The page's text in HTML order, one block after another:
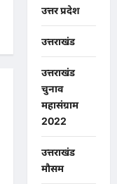
उत्तर प्रदेश
उत्तराखंड
उत्तराखंड
चुनाव
महासंग्राम
2022
उत्तराखंड
मौसम